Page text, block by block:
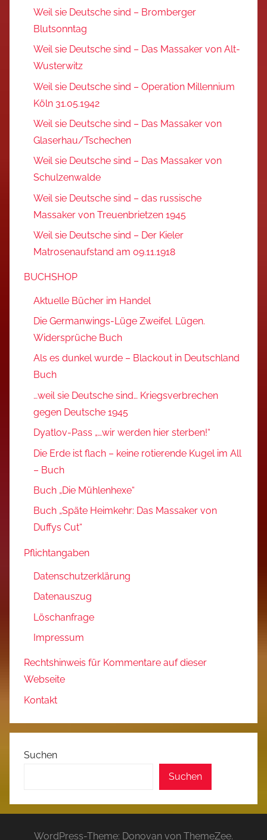
Weil sie Deutsche sind – Bromberger
Blutsonntag
Weil sie Deutsche sind – Das Massaker von Alt-
Wusterwitz
Weil sie Deutsche sind – Operation Millennium
Köln 31.05.1942
Weil sie Deutsche sind – Das Massaker von
Glaserhau/Tschechen
Weil sie Deutsche sind – Das Massaker von
Schulzenwalde
Weil sie Deutsche sind – das russische
Massaker von Treuenbrietzen 1945
Weil sie Deutsche sind – Der Kieler
Matrosenaufstand am 09.11.1918
BUCHSHOP
Aktuelle Bücher im Handel
Die Germanwings-Lüge Zweifel. Lügen.
Widersprüche Buch
Als es dunkel wurde – Blackout in Deutschland
Buch
…weil sie Deutsche sind… Kriegsverbrechen
gegen Deutsche 1945
Dyatlov-Pass „…wir werden hier sterben!“
Die Erde ist flach – keine rotierende Kugel im All
– Buch
Buch „Die Mühlenhexe“
Buch „Späte Heimkehr: Das Massaker von
Duffys Cut“
Pflichtangaben
Datenschutzerklärung
Datenauszug
Löschanfrage
Impressum
Rechtshinweis für Kommentare auf dieser
Webseite
Kontakt
Suchen
Suchen
WordPress-Theme: Donovan von ThemeZee.